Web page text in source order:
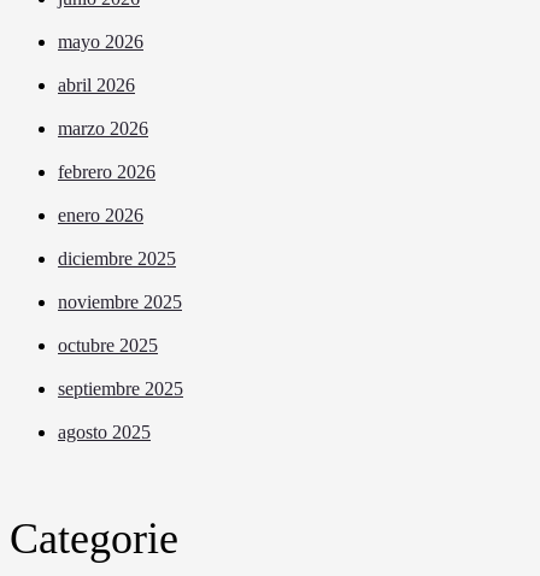
mayo 2026
abril 2026
marzo 2026
febrero 2026
enero 2026
diciembre 2025
noviembre 2025
octubre 2025
septiembre 2025
agosto 2025
Categorie